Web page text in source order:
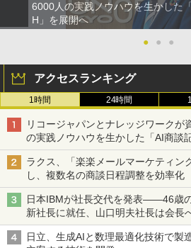
6000人の実践ノウハウを生かした
H」を展開へ
●
● ●
アクセスランキング
1時間 24時間
リコージャパンとナレッジワークが
の実践ノウハウを生かした「AI商談
ラクス、「楽楽メールマーケティン
し、複数名の商談日程調整を効率化
日本IBMが社長交代を発表――46歳
新社長に就任、山口明夫社長は会長
日立、生成AIと数理最適化技術で製